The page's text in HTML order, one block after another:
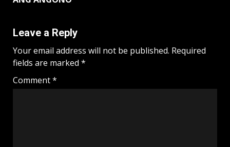
Leave a Reply
Your email address will not be published. Required
fields are marked *
Comment*